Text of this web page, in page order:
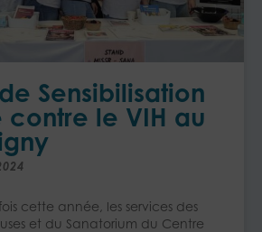
Sensibilisation
contre le VIH au
cette année, les services des
et du Sanatorium du Centre